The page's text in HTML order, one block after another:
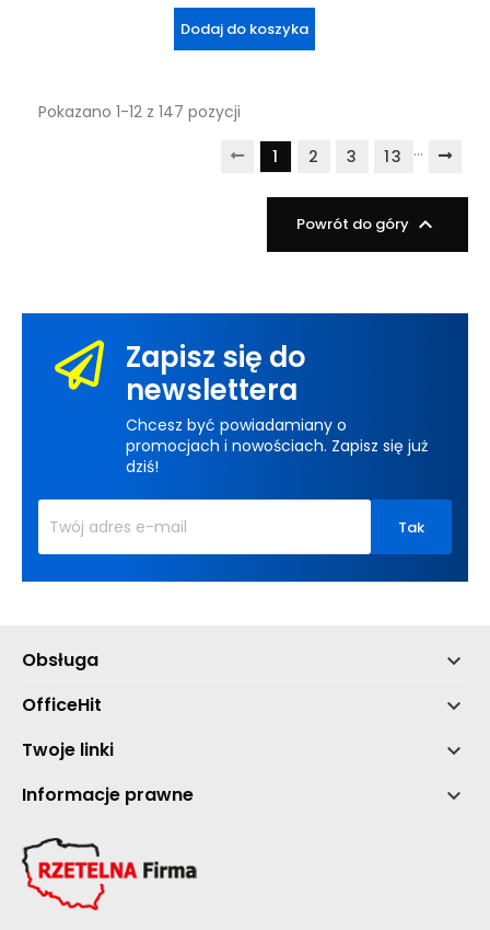
Dodaj do koszyka
Pokazano 1-12 z 147 pozycji
1 2 3 …
13
Powrót do góry 
Zapisz się do
newslettera
Chcesz być powiadamiany o
promocjach i nowościach. Zapisz się już
dziś!
Obsługa 
OfficeHit 
Twoje linki 
Informacje prawne 